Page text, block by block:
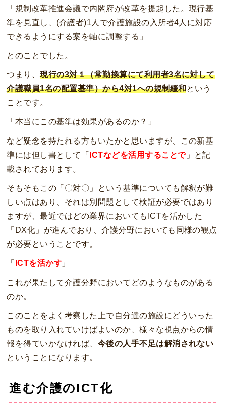
「規制改革推進会議で内閣府が改革を提起した。現行基
準を見直し、(介護者)1人で介護施設の入所者4人に対応
できるようにする案を軸に調整する」
とのことでした。
つまり、現行の3対１（常勤換算にて利用者3名に対して
介護職員1名の配置基準）から4対1への規制緩和という
ことです。
「本当にこの基準は効果があるのか？」
など疑念を持たれる方もいたかと思いますが、この新基
準には但し書として「
ICTなどを活用することで」と記
載されております。
そもそもこの「〇対〇」という基準についても解釈が難
しい点はあり、それは別問題として検証が必要ではあり
ますが、最近ではどの業界においてもICTを活かした
「DX化」が進んでおり、介護分野においても同様の観点
が必要ということです。
「 ICTを活かす 」
これが果たして介護分野においてどのようなものがある
のか。
このことをよく考察した上で自分達の施設にどういった
ものを取り入れていけばよいのか、様々な視点からの情
報を得ていかなければ、 今後の人手不足は解消されない
ということになります。
進む介護のICT化